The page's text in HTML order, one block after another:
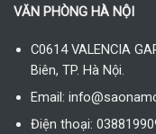
VĂN PHÒNG HÀ NỘI
C0614 VALENCIA
Biên, TP. Hà Nội.
Email:
Điện thoại: